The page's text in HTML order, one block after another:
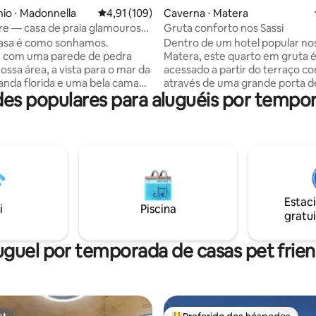
de 5, 167 avaliações
⋅ Madonnella 4,91 de uma avaliação média de 5, 109
4,91 (109)
— casa de praia glamourosa
é como sonhamos.
com uma parede de pedra
área, a vista para o mar da
florida e uma bela cama
acomodar até 4
sofá-cama na sala de
Em caso de self check-in
o envio de uma foto dos
(para inserir seus
de dados do governo,
Caverna ⋅ Matera
Gruta conforto nos Sassi
Dentro de um hotel popular
Matera, este quarto em gruta é
acessado a partir do terraço
através de uma grande porta
uma alcova inteiramente
tufo. Extremamente
é completo, com bidê e
equipado com ar
frigobar e wi-fi gratuito. No
caverna está incluído um rico e
buffet de café da manhã.
populares para aluguéis por
Piscina
por temporada de casas pet